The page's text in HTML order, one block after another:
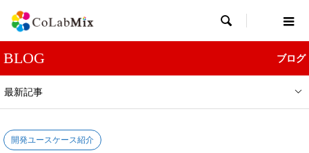

BLOG ブログ
最新記事
開発ユースケース紹介